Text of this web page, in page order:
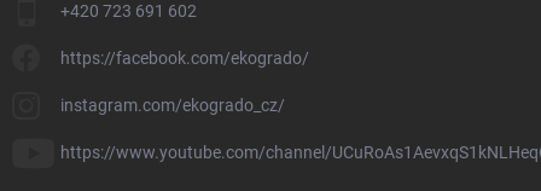
+420 723 691 602
https://facebook.com/ekogrado/
instagram.com/ekogrado_cz/
https://www.youtube.com/channel/